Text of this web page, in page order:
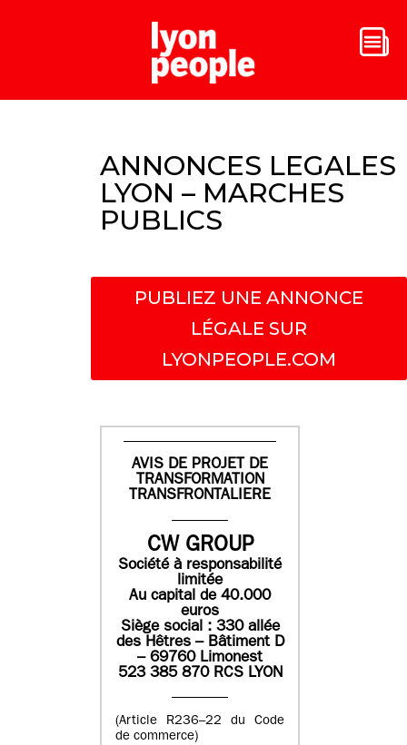
ANNONCES LEGALES
LYON – MARCHES
PUBLICS
PUBLIEZ UNE ANNONCE
LÉGALE SUR
LYONPEOPLE.COM
AVIS DE PROJET DE
TRANSFORMATION
TRANSFRONTALIERE
CW GROUP
Société à responsabilité
limitée
Au capital de 40.000
euros
Siège social : 330 allée
des Hêtres – Bâtiment D
– 69760 Limonest
523 385 870 RCS LYON
(Article R236–22 du Code
de commerce)